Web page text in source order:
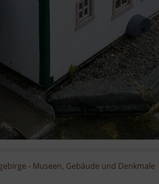
- Museen, Gebäude und Denkmale